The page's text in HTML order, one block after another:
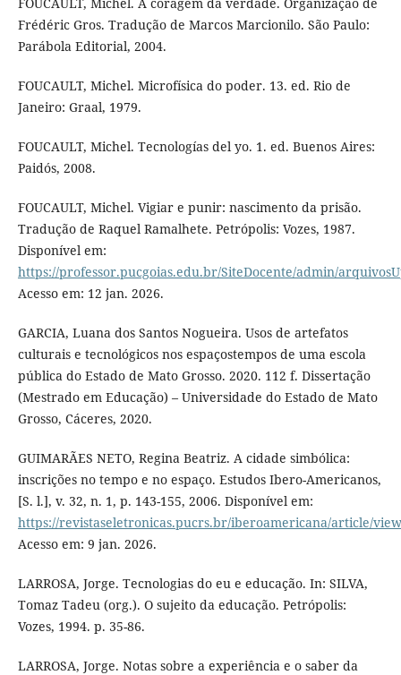
Frédéric Gros. Tradução de Marcos Marcionilo. São Paulo:
Parábola Editorial, 2004.
FOUCAULT, Michel. Microfísica do poder. 13. ed. Rio de
Janeiro: Graal, 1979.
FOUCAULT, Michel. Tecnologías del yo. 1. ed. Buenos Aires:
Paidós, 2008.
FOUCAULT, Michel. Vigiar e punir: nascimento da prisão.
Tradução de Raquel Ramalhete. Petrópolis: Vozes, 1987.
Disponível em:
https://professor.pucgoias.edu.br/SiteDocente/admin/
Acesso em: 12 jan. 2026.
GARCIA, Luana dos Santos Nogueira. Usos de artefatos
culturais e tecnológicos nos espaçostempos de uma escola
pública do Estado de Mato Grosso. 2020. 112 f. Dissertação
(Mestrado em Educação) – Universidade do Estado de Mato
Grosso, Cáceres, 2020.
GUIMARÃES NETO, Regina Beatriz. A cidade simbólica:
inscrições no tempo e no espaço. Estudos Ibero-Americanos,
[S. l.], v. 32, n. 1, p. 143-155, 2006. Disponível em:
https://revistaseletronicas.pucrs.br/iberoamericana/article/
Acesso em: 9 jan. 2026.
LARROSA, Jorge. Tecnologias do eu e educação. In: SILVA,
Tomaz Tadeu (org.). O sujeito da educação. Petrópolis:
Vozes, 1994. p. 35-86.
LARROSA, Jorge. Notas sobre a experiência e o saber da